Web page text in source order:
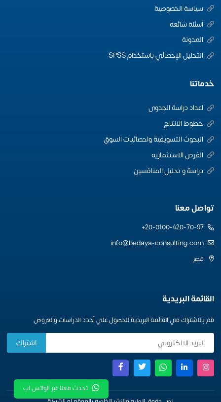
تحدث معنا عبر الواتس اب
سياسة الخصوصية
أسئلة شائعة
المدونة
التحليل الإحصائي باستخدام SPSS
خدماتنا
اعداد دراسة الجدوى
خطوط الانتاج
البحوث التسويقية واحصائيات السوق
الفرص الاستثماريه
دراسة و تحليل المنافسين
تواصل معنا
20-0100-420-70-97+
info@bedaya-consulting.com
مصر
القائمة البريدية
قم بالاشتراك في القائمة البريدية للحصول علي أجدد الدراسات والعروض